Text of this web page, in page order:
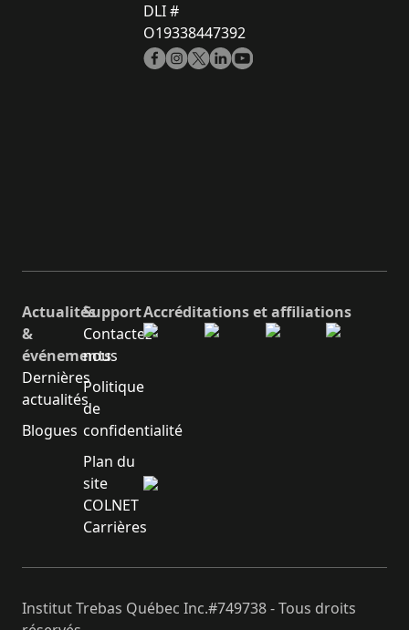
DLI #
O19338447392
Actualités
&
événements
Dernières
actualités
Blogues
Support
Contactez-
nous
Politique
de
confidentialité
Plan du
site
COLNET
Carrières
Accréditations et affiliations
Institut Trebas Québec Inc.#749738 - Tous droits